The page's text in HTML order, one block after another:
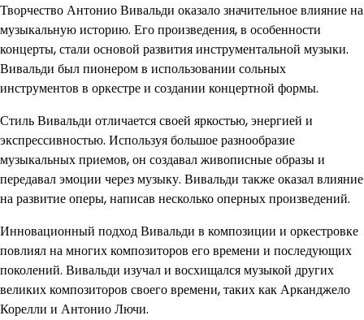
Творчество Антонио Вивальди оказало значительное влияние на
музыкальную историю. Его произведения, в особенности
концерты, стали основой развития инструментальной музыки.
Вивальди был пионером в использовании сольных
инструментов в оркестре и создании концертной формы.
Стиль Вивальди отличается своей яркостью, энергией и
экспрессивностью. Используя большое разнообразие
музыкальных приемов, он создавал живописные образы и
передавал эмоции через музыку. Вивальди также оказал влияние
на развитие оперы, написав несколько оперных произведений.
Инновационный подход Вивальди в композиции и оркестровке
повлиял на многих композиторов его времени и последующих
поколений. Вивальди изучал и восхищался музыкой других
великих композиторов своего времени, таких как Арканджело
Корелли и Антонио Лючи.